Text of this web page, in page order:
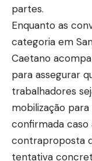
partes.
Enquanto as
categoria em
Caetano
para assegurar
trabalhadores
mobilização
confirmada caso
contraproposta
tentativa